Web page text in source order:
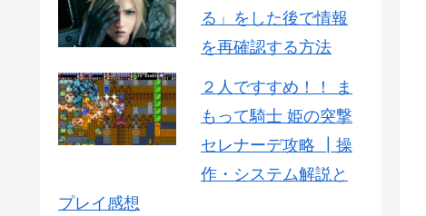
る」をした後で情報
を再確認する方法
２人ですすめ！！ ま
もって騎士 姫の突撃
セレナーデ攻略 ┃操
作・システム解説と
プレイ感想